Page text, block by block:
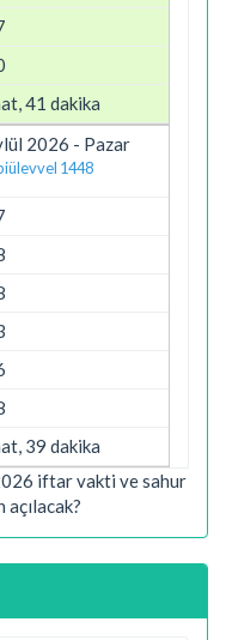
41 dakika
2026 - Pazar
1448
39 dakika
iftar vakti ve sahur
açılacak?